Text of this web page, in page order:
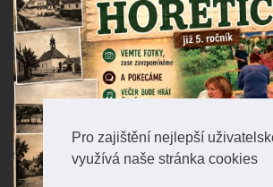
Pro zajištění nejlepší
využívá naše stránka cookies